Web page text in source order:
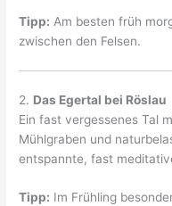
Tipp: Am besten früh
zwischen den Felsen.
2. Das Egertal bei Röslau
Ein fast vergessenes Tal
Mühlgraben und
entspannte, fast
Tipp: Im Frühling